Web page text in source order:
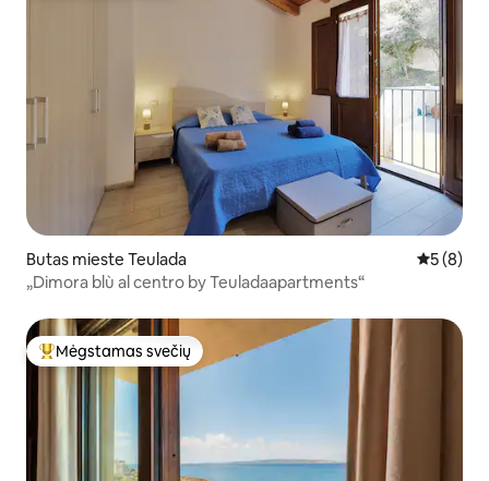
Butas mieste Teulada Vidutinis
5 (8)
„Dimora blù al centro by Teuladaapartments“
Svečių mėgstamiausias
Mėgstamas svečių